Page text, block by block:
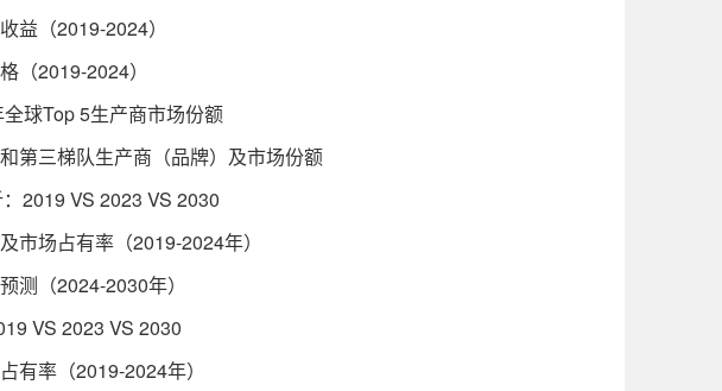
（2019-2024）
2019-2024）
球Top 5生产商市场份额
三梯队生产商（品牌）及市场份额
2019 VS 2023 VS 2030
场占有率（2019-2024年）
（2024-2030年）
VS 2023 VS 2030
率（2019-2024年）